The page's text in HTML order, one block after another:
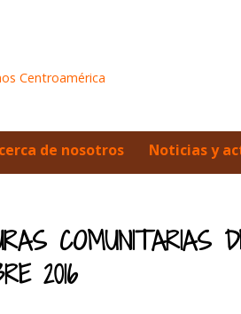
de nosotros Noticias y
COMUNITARIAS
2016